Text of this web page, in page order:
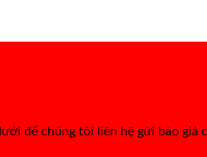
để chúng tôi liên hệ gửi báo giá